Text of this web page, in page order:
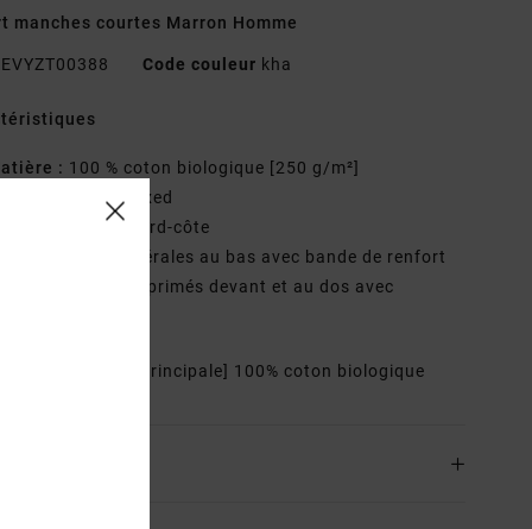
manches courtes Marron Homme
EVYZT00388 Code couleur kha
: 100 % coton biologique [250 g/m²]
coupe relaxed
col rond en bord-côte
fentes latérales au bas avec bande de renfort
motifs imprimés devant et au dos avec
[Matière principale] 100% coton biologique